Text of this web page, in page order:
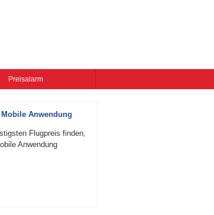
Preisalarm
Anwendung
Flugpreis finden,
Anwendung